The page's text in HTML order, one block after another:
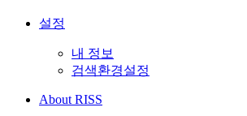
설정
내 정보
검색환경설정
About RISS